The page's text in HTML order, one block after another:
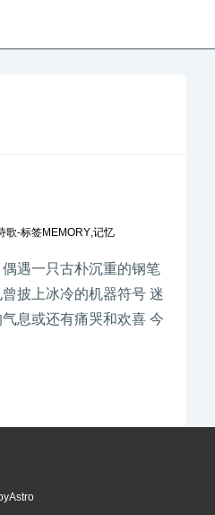
歌-标签MEMORY,记忆
遇一只古朴沉重的钢笔
披上冰冷的机器符号 迷
息或还有痛哭和欢喜 今
Astro